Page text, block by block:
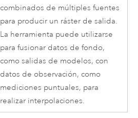
combinados de múltiples fuentes
para producir un ráster de salida.
La herramienta puede utilizarse
para fusionar datos de fondo,
como salidas de modelos, con
datos de observación, como
mediciones puntuales, para
realizar interpolaciones.